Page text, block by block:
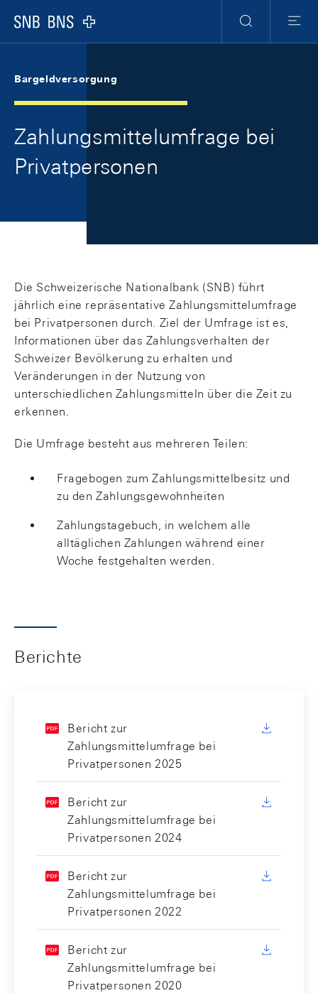
Logo
Suche
Menu
Bargeldversorgung
Zahlungsmittelumfrage bei
Privatpersonen
Die Schweizerische Nationalbank (SNB) führt
jährlich eine repräsentative Zahlungsmittelumfrage
bei Privatpersonen durch. Ziel der Umfrage ist es,
Informationen über das Zahlungsverhalten der
Schweizer Bevölkerung zu erhalten und
Veränderungen in der Nutzung von
unterschiedlichen Zahlungsmitteln über die Zeit zu
erkennen.
Die Umfrage besteht aus mehreren Teilen:
Fragebogen zum Zahlungsmittelbesitz und
zu den Zahlungsgewohnheiten
Zahlungstagebuch, in welchem alle
alltäglichen Zahlungen während einer
Woche festgehalten werden.
Berichte
Bericht zur
Zahlungsmittelumfrage bei
Privatpersonen 2025
Bericht zur
Zahlungsmittelumfrage bei
Privatpersonen 2024
Bericht zur
Zahlungsmittelumfrage bei
Privatpersonen 2022
Bericht zur
Zahlungsmittelumfrage bei
Privatpersonen 2020